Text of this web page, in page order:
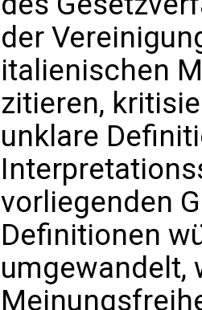
der
italienischen
zitieren,
unklare
vorliegenden
Definitionen
umgewandelt,